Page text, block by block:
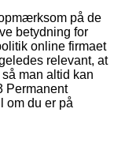
på de
betydning for
online firmaet
relevant, at
man altid kan
Permanent
om du er på